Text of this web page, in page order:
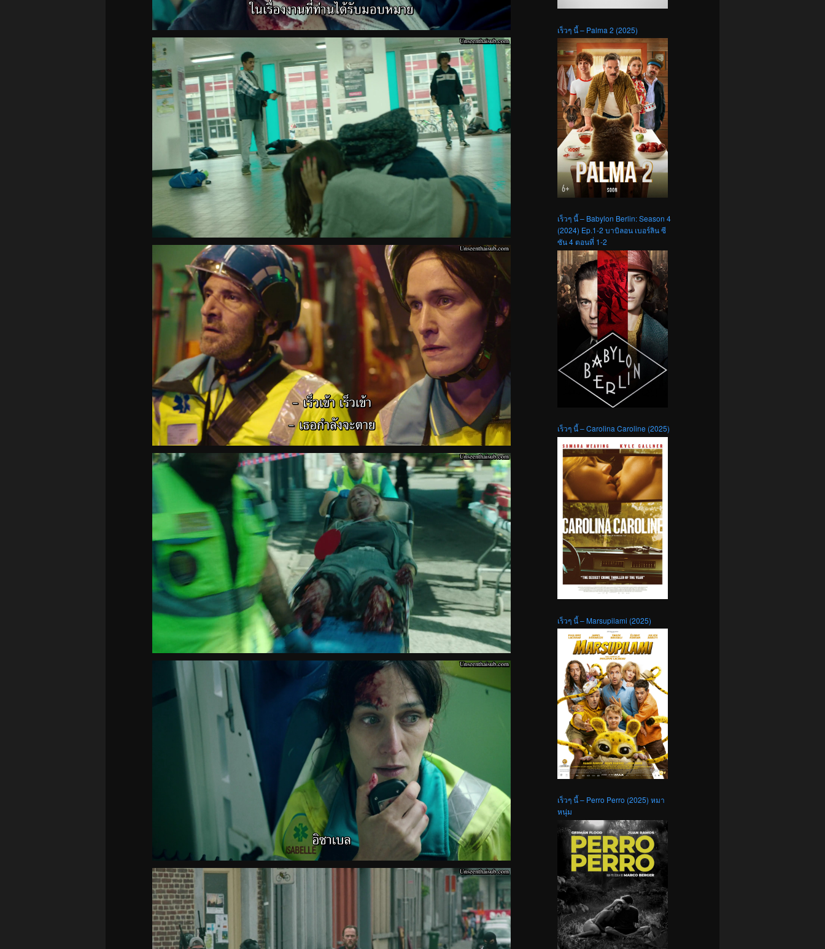
เร็วๆ นี้ – Palma 2 (2025)
เร็วๆ นี้ – Babylon Berlin: Season 4
(2024) Ep.1-2 บาบิลอน เบอร์ลิน ซี
ซัน 4 ตอนที่ 1-2
เร็วๆ นี้ – Carolina Caroline (2025)
เร็วๆ นี้ – Marsupilami (2025)
เร็วๆ นี้ – Perro Perro (2025) หมา
หนุ่ม